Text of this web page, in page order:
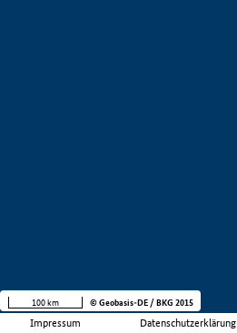
Impressum Datenschutzerklärung
100 km © Geobasis-DE / BKG 2015